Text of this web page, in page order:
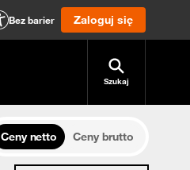
Bez barier Zaloguj się
Szukaj
Ceny netto
Ceny brutto